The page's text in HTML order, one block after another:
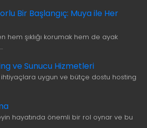
Bir Başlangıç: Muya ile Her
hem şıklığı korumak hem de ayak
ve Sunucu Hizmetleri
uygun ve bütçe dostu hosting
hayatında önemli bir rol oynar ve bu